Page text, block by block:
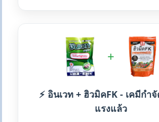
+
⚡ อินเวท + ฮิวมิคFK - เคมีกำ
แรงแล้ว